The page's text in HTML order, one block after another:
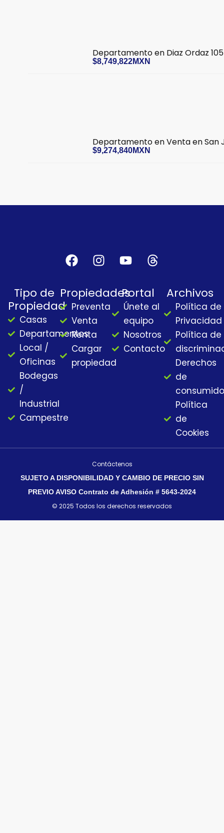
Departamento en Diaz Ordaz
$8,749,822MXN
Departamento en Venta en San
$9,274,840MXN
F
a
e
b
o
o
k
I
s
t
a
a
m
Y
u
t
u
b
e
T
h
r
e
a
d
s
Tipo de
Propiedad
Casas
Departamentos
Local /
Oficinas
Bodegas
/
Industrial
Campestre
Propiedades
Preventa
Venta
Renta
Cargar
propiedad
Portal
Únete al
equipo
Nosotros
Contacto
Archivos
Política de
Privacidad
Política de
Derechos
de
Política
de
Cookies
© 2025 Todos los derechos reservados
SUJETO A DISPONIBILIDAD Y CAMBIO DE PRECIO SIN
PREVIO AVISO Contrato de Adhesión # 5643-2024
Contáctenos